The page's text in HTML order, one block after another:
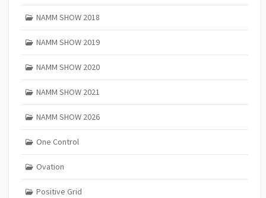
NAMM SHOW 2018
NAMM SHOW 2019
NAMM SHOW 2020
NAMM SHOW 2021
NAMM SHOW 2026
One Control
Ovation
Positive Grid